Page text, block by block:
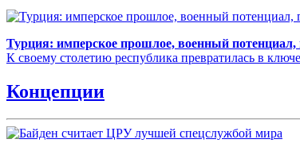
Турция: имперское прошлое, военный потенциал,
К своему столетию республика превратилась в
Концепции